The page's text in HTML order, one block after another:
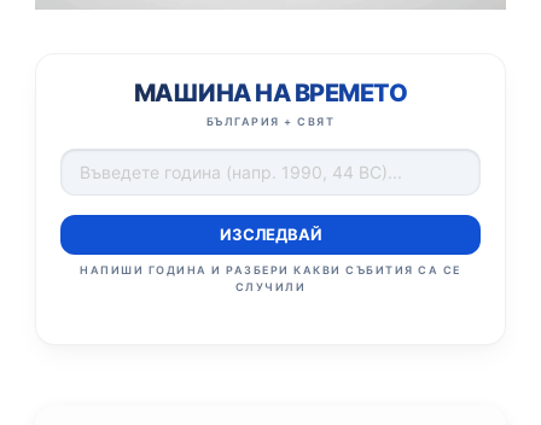
МАШИНА НА ВРЕМЕТО
БЪЛГАРИЯ + СВЯТ
ИЗСЛЕДВАЙ
НАПИШИ ГОДИНА И РАЗБЕРИ КАКВИ СЪБИТИЯ СА СЕ
СЛУЧИЛИ